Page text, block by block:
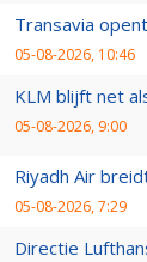
Transavia
05-08-2026, 10:46
KLM blijft net
05-08-2026, 9:00
Riyadh Air
05-08-2026, 7:29
Directie